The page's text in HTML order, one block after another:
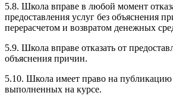
5.8. Школа вправе в любой момент
предоставления услуг без объяснения
перерасчетом и возвратом денежных
5.9. Школа вправе отказать от
объяснения причин.
5.10. Школа имеет право на публикацию
выполненных на курсе.